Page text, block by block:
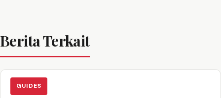
Berita Terkait
GUIDES